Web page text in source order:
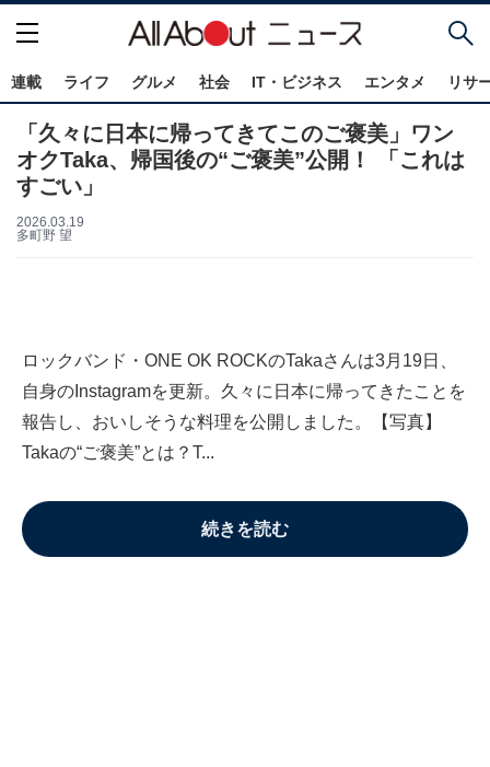
連載 ライフ グルメ 社会 IT・ビジネス エンタメ リサ
「久々に日本に帰ってきてこのご褒美」ワン
オクTaka、帰国後の“ご褒美”公開！ 「これは
すごい」
2026.03.19
多町野 望
ロックバンド・ONE OK ROCKのTakaさんは3月19日、
自身のInstagramを更新。久々に日本に帰ってきたことを
報告し、おいしそうな料理を公開しました。【写真】
Takaの“ご褒美”とは？T...
続きを読む